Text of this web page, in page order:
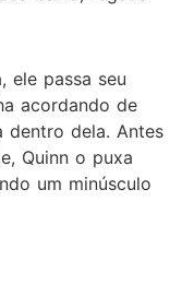
ele passa seu
acordando de
dentro dela. Antes
Quinn o puxa
um minúsculo